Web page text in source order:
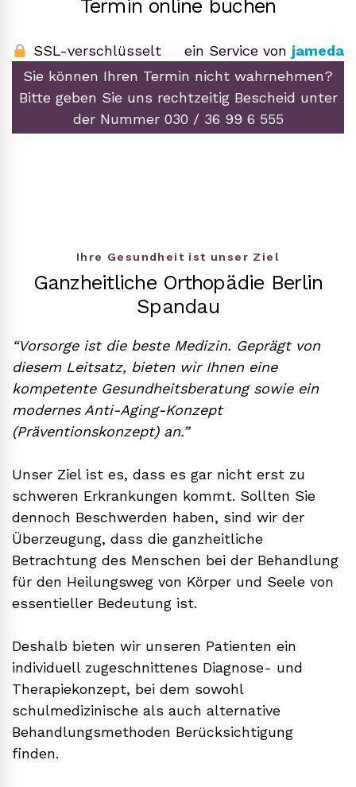
Termin online buchen
SSL-verschlüsselt ein Service von jameda
Sie können Ihren Termin nicht wahrnehmen?
Bitte geben Sie uns rechtzeitig Bescheid unter
der Nummer 030 / 36 99 6 555
Ihre Gesundheit ist unser Ziel
Ganzheitliche Orthopädie Berlin
Spandau
“Vorsorge ist die beste Medizin. Geprägt von
diesem Leitsatz, bieten wir Ihnen eine
kompetente Gesundheitsberatung sowie ein
modernes Anti-Aging-Konzept
(Präventionskonzept) an.”
Unser Ziel ist es, dass es gar nicht erst zu
schweren Erkrankungen kommt. Sollten Sie
dennoch Beschwerden haben, sind wir der
Überzeugung, dass die ganzheitliche
Betrachtung des Menschen bei der Behandlung
für den Heilungsweg von Körper und Seele von
essentieller Bedeutung ist.
Deshalb bieten wir unseren Patienten ein
individuell zugeschnittenes Diagnose- und
Therapiekonzept, bei dem sowohl
schulmedizinische als auch alternative
Behandlungsmethoden Berücksichtigung
finden.